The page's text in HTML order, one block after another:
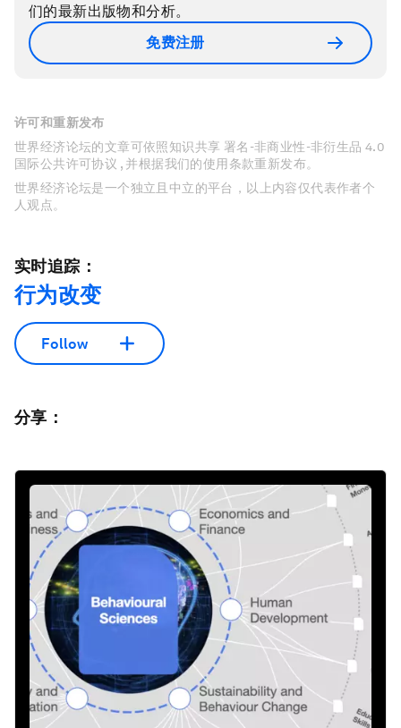
们的最新出版物和分析。
免费注册
许可和重新发布
世界经济论坛的文章可依照知识共享 署名-非商业性-非衍生品 4.0
国际公共许可协议 , 并根据我们的使用条款重新发布。
世界经济论坛是一个独立且中立的平台，以上内容仅代表作者个
人观点。
实时追踪：
行为改变
Follow
分享：